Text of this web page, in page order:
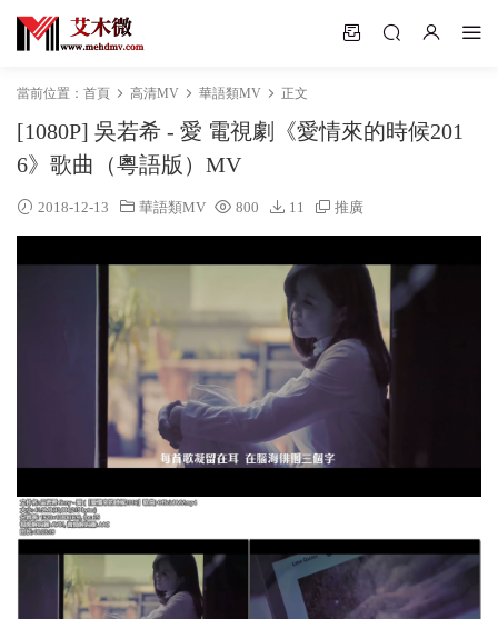
當前位置： 首頁 高清MV 華語類MV 正文
[1080P] 吳若希 - 愛 電視劇《愛情來的時候201
6》歌曲（粵語版）MV
2018-12-13 華語類MV 800 11 推廣